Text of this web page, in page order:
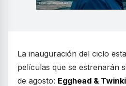
La inauguración del ciclo
películas que se estrenarán
de agosto: Egghead &